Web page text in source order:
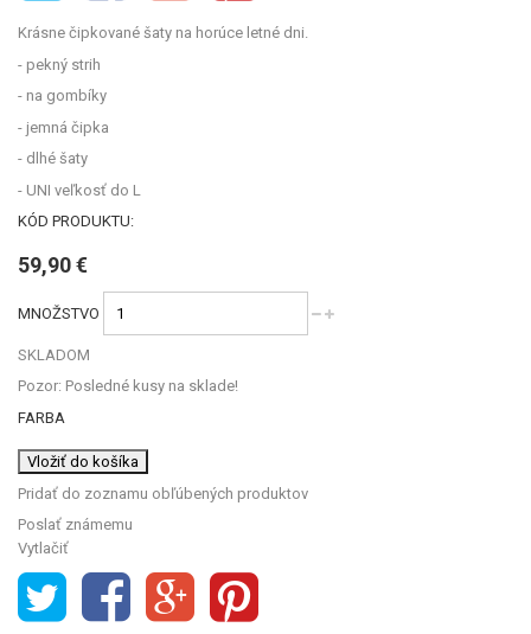
Krásne čipkované šaty na horúce letné dni.
- pekný strih
- na gombíky
- jemná čipka
- dlhé šaty
- UNI veľkosť do L
KÓD PRODUKTU:
59,90 €
MNOŽSTVO
SKLADOM
Pozor: Posledné kusy na sklade!
FARBA
Vložiť do košíka
Pridať do zoznamu obľúbených produktov
Poslať známemu
Vytlačiť